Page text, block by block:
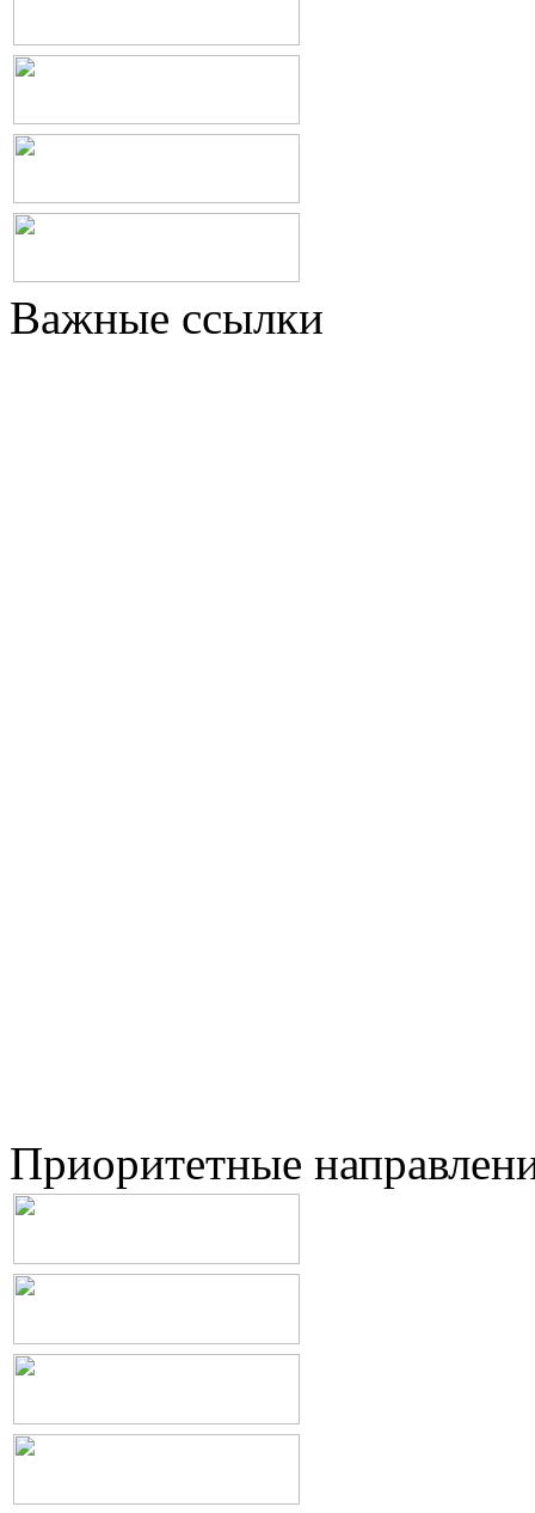
Важные ссылки
Приоритетные